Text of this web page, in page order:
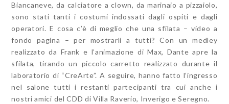
Biancaneve, da calciatore a clown, da marinaio a pizzaiolo,
sono stati tanti i costumi indossati dagli ospiti e dagli
operatori. E cosa c’è di meglio che una sfilata – video a
fondo pagina – per mostrarli a tutti? Con un medley
realizzato da Frank e l’animazione di Max, Dante apre la
sfilata, tirando un piccolo carretto realizzato durante il
laboratorio di “CreArte”. A seguire, hanno fatto l’ingresso
nel salone tutti i restanti partecipanti tra cui anche i
nostri amici del CDD di Villa Raverio, Inverigo e Seregno.